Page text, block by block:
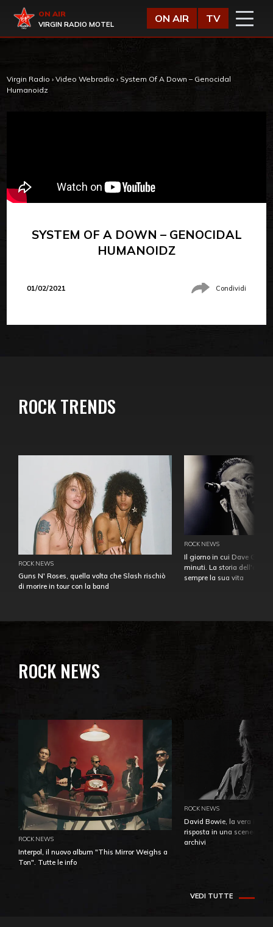
Virgin Radio
ON AIR
VIRGIN RADIO MOTEL
ON AIR TV
Virgin Radio › Video Webradio › System Of A Down – Genocidal
Humanoidz
SYSTEM OF A DOWN – GENOCIDAL
HUMANOIDZ
01/02/2021 Condividi
ROCK TRENDS
ROCK NEWS
Guns N' Roses, quella volta che Slash rischiò
di morire in tour con la band
ROCK NEWS
Il giorno in cui Dave
minuti. La storia
sempre la sua vita
ROCK NEWS
ROCK NEWS
Interpol, il nuovo album "This Mirror Weighs a
Ton". Tutte le info
ROCK NEWS
David Bowie, la vera
risposta in una
archivi
VEDI TUTTE